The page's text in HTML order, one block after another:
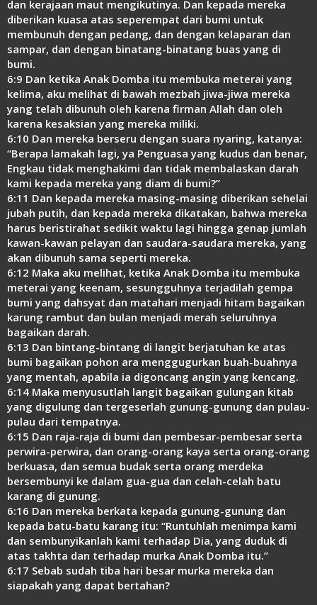
dan kerajaan maut mengikutinya. Dan kepada mereka
diberikan kuasa atas seperempat dari bumi untuk
membunuh dengan pedang, dan dengan kelaparan dan
sampar, dan dengan binatang-binatang buas yang di
bumi.
6:9 Dan ketika Anak Domba itu membuka meterai yang
kelima, aku melihat di bawah mezbah jiwa-jiwa mereka
yang telah dibunuh oleh karena firman Allah dan oleh
karena kesaksian yang mereka miliki.
6:10 Dan mereka berseru dengan suara nyaring, katanya:
“Berapa lamakah lagi, ya Penguasa yang kudus dan benar,
Engkau tidak menghakimi dan tidak membalaskan darah
kami kepada mereka yang diam di bumi?”
6:11 Dan kepada mereka masing-masing diberikan sehelai
jubah putih, dan kepada mereka dikatakan, bahwa mereka
harus beristirahat sedikit waktu lagi hingga genap jumlah
kawan-kawan pelayan dan saudara-saudara mereka, yang
akan dibunuh sama seperti mereka.
6:12 Maka aku melihat, ketika Anak Domba itu membuka
meterai yang keenam, sesungguhnya terjadilah gempa
bumi yang dahsyat dan matahari menjadi hitam bagaikan
karung rambut dan bulan menjadi merah seluruhnya
bagaikan darah.
6:13 Dan bintang-bintang di langit berjatuhan ke atas
bumi bagaikan pohon ara menggugurkan buah-buahnya
yang mentah, apabila ia digoncang angin yang kencang.
6:14 Maka menyusutlah langit bagaikan gulungan kitab
yang digulung dan tergeserlah gunung-gunung dan pulau-
pulau dari tempatnya.
6:15 Dan raja-raja di bumi dan pembesar-pembesar serta
perwira-perwira, dan orang-orang kaya serta orang-orang
berkuasa, dan semua budak serta orang merdeka
bersembunyi ke dalam gua-gua dan celah-celah batu
karang di gunung.
6:16 Dan mereka berkata kepada gunung-gunung dan
kepada batu-batu karang itu: “Runtuhlah menimpa kami
dan sembunyikanlah kami terhadap Dia, yang duduk di
atas takhta dan terhadap murka Anak Domba itu.”
6:17 Sebab sudah tiba hari besar murka mereka dan
siapakah yang dapat bertahan?